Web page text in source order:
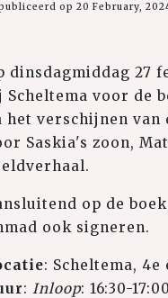
op 20 February,
dinsdagmiddag 27
Scheltema voor de
het verschijnen
Saskia's zoon,
op de
ook signeren.
: Scheltema, 4e
: Inloop: 16:30-